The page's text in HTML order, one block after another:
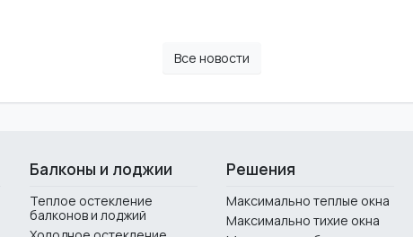
Все новости
Балконы и лоджии
Теплое остекление
балконов и лоджий
Решения
Максимально теплые окна
Максимально тихие окна